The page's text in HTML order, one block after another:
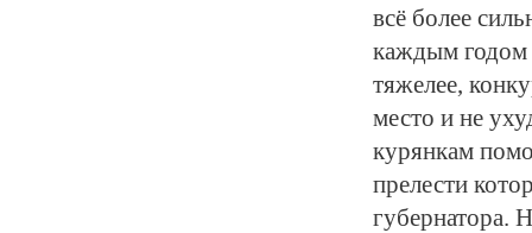
всё более
каждым годом
тяжелее,
место и не
курянкам
прелести
губернатора.